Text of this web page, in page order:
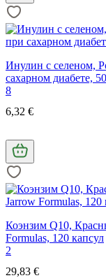
Инулин с селеном,
сахарном диабете,
8
6,32 €
Коэнзим Q10,
Formulas, 120 капсул
2
29,83 €